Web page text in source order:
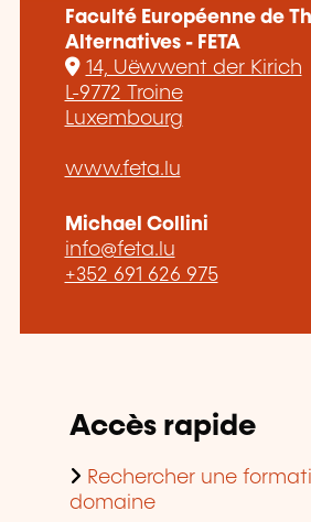
Faculté Européenne de
Alternatives - FETA
14, Uëwwent der Kirich
L-9772 Troine
Luxembourg
www.feta.lu
Michael Collini
info@feta.lu
+352 691 626 975
Accès rapide
Rechercher une
domaine